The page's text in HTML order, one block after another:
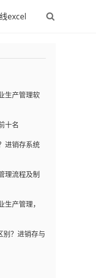
excel
生产管理软
十名
进销存系统
理流程及制
产管理，
别？进销存与